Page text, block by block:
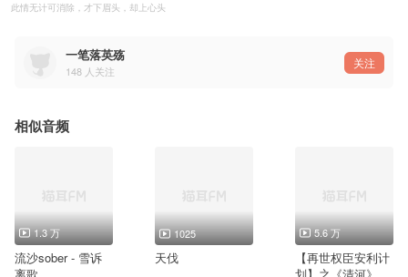
此情无计可消除，才下眉头，却上心头
一笔落英殇
148 人关注
关注
相似音频
1.3 万
流沙sober - 雪诉
1025
天伐
5.6 万
【再世权臣安利计